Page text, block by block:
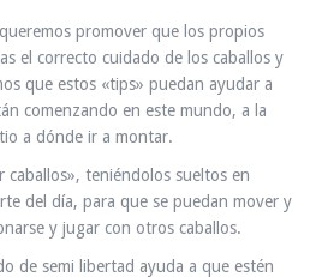
promover que los propios
el correcto cuidado de los caballos y
que estos «tips» puedan ayudar a
comenzando en este mundo, a la
a dónde ir a montar.
caballos», teniéndolos sueltos en
del día, para que se puedan mover y
y jugar con otros caballos.
de semi libertad ayuda a que estén